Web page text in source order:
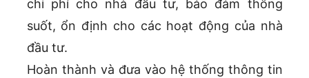
chi phí cho nhà đầu tư, bảo đảm thông
suốt, ổn định cho các hoạt động của nhà
đầu tư.
Hoàn thành và đưa vào hệ thống thông tin